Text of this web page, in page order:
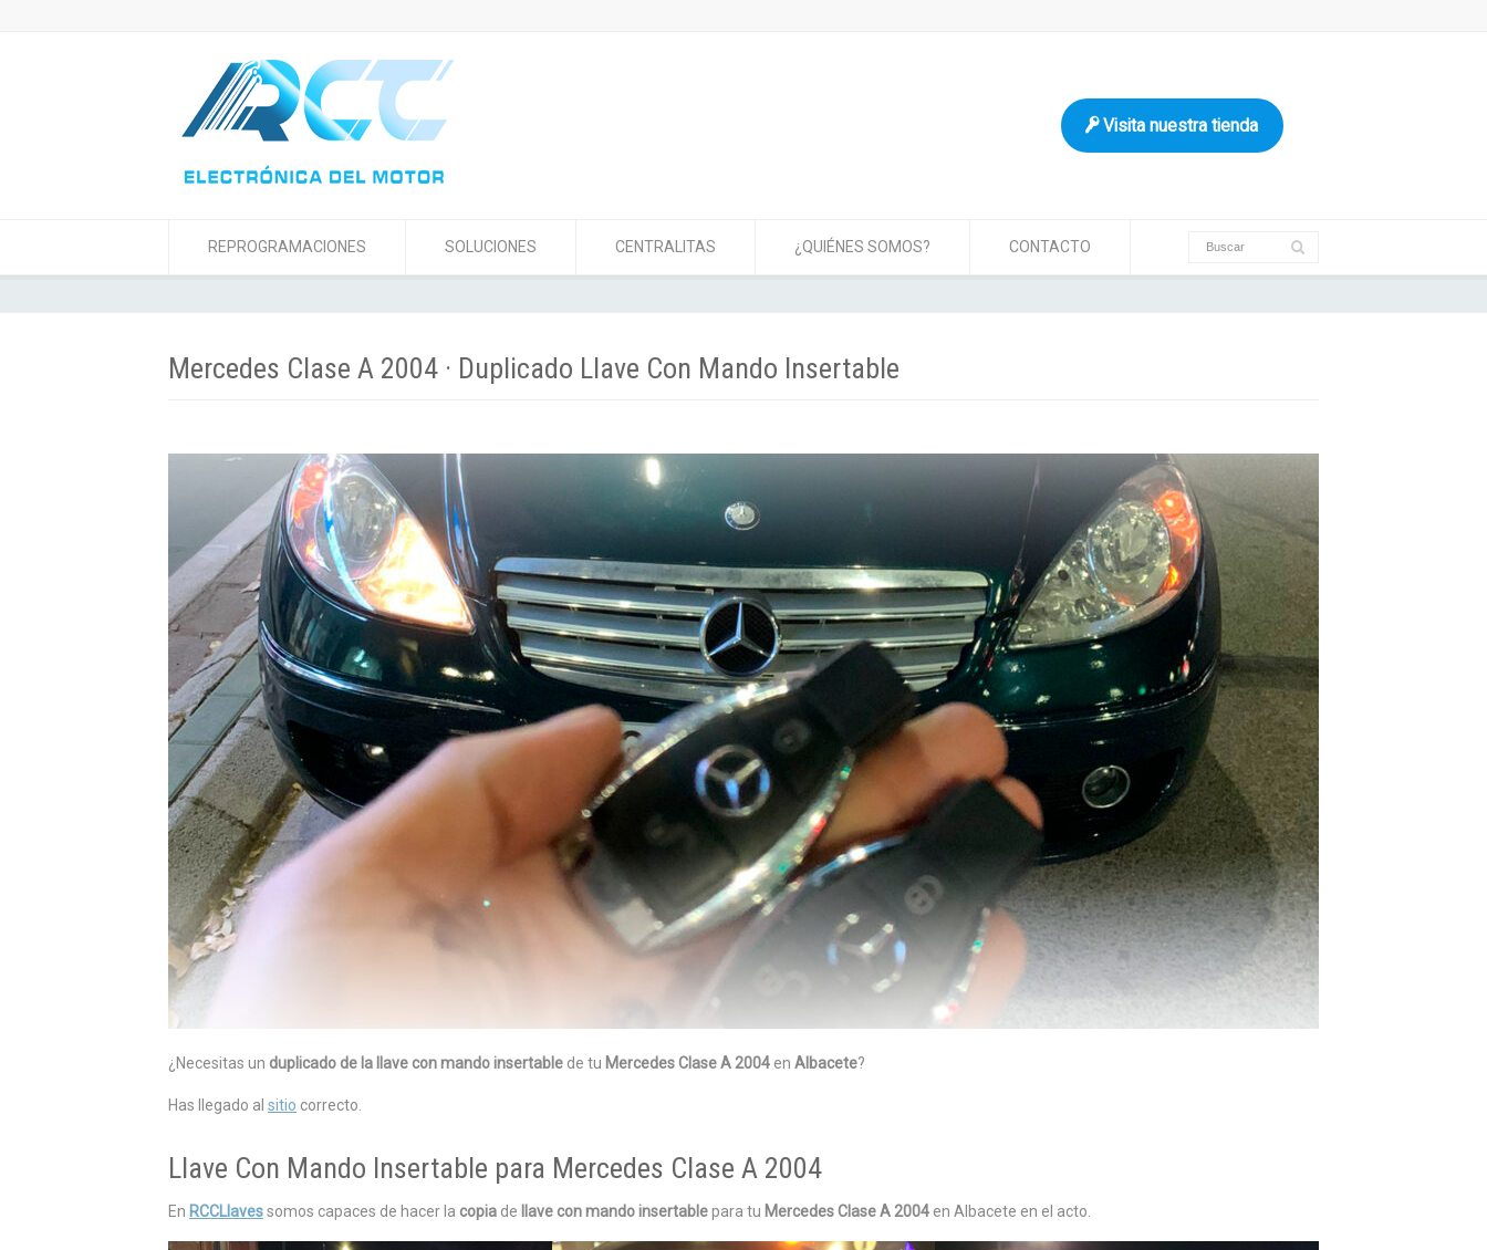
Visita nuestra tienda
REPROGRAMACIONES SOLUCIONES CENTRALITAS ¿QUIÉNES SOMOS? CONTACTO
Mercedes Clase A 2004 · Duplicado Llave Con Mando Insertable
¿Necesitas un duplicado de la llave con mando insertable de tu Mercedes Clase A 2004 en Albacete?
Has llegado al sitio correcto.
Llave Con Mando Insertable para Mercedes Clase A 2004
En RCCLlavessomos capaces de hacer la copia de llave con mando insertablepara tu Mercedes Clase A 2004 en Albacete en el acto.